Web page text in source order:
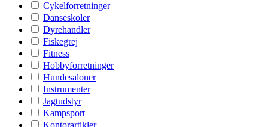
Cykelforretninger
Danseskoler
Dyrehandler
Fiskegrej
Fitness
Hobbyforretninger
Hundesaloner
Instrumenter
Jagtudstyr
Kampsport
Kontorartikler